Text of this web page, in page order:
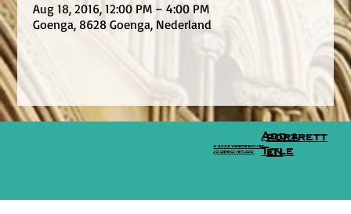
Aug 18, 2016, 12:00 PM – 4:00 PM
Goenga, 8628 Goenga, Nederland
© 2026 WEBDESIGN BY
JO DESIGN STUDIO
Add a
Title
portrett
en